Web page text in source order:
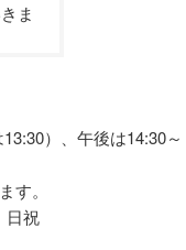
ま
）、午後は14:30～
す。
日祝